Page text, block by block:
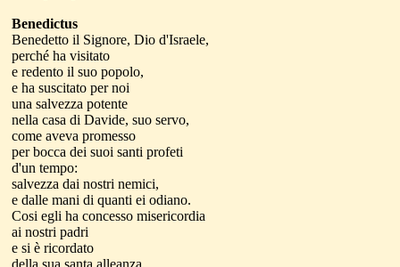
Benedictus
Benedetto il Signore, Dio d'Israele,
perché ha visitato
e redento il suo popolo,
e ha suscitato per noi
una salvezza potente
nella casa di Davide, suo servo,
come aveva promesso
per bocca dei suoi santi profeti
d'un tempo:
salvezza dai nostri nemici,
e dalle mani di quanti ei odiano.
Cosi egli ha concesso misericordia
ai nostri padri
e si è ricordato
della sua santa alleanza,